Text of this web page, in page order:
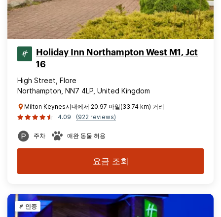
Holiday Inn Northampton West M1, Jct
16
High Street, Flore
Northampton, NN7 4LP, United Kingdom
Milton Keynes시내에서 20.97 마일(33.74 km) 거리
4.09
(922 reviews)
주차 애완 동물 허용
요금 조회
인증